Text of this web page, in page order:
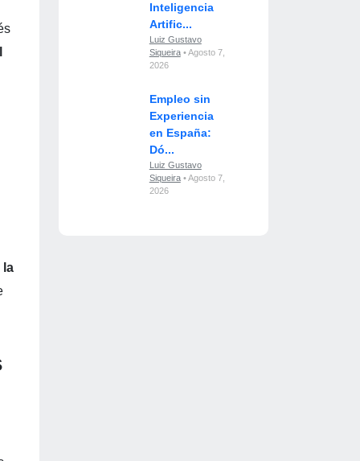
la
Inteligencia
Artific...
Luiz Gustavo
Siqueira• Agosto 7,
2026
Empleo sin
Experiencia
en España:
Dó...
Luiz Gustavo
Siqueira• Agosto 7,
2026